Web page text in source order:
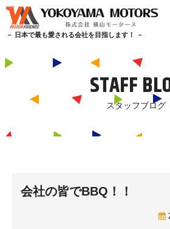
－ 日本で最も愛される会社を目指します！ －
STAFF
スタッフブログ
会社の皆でBBQ！！